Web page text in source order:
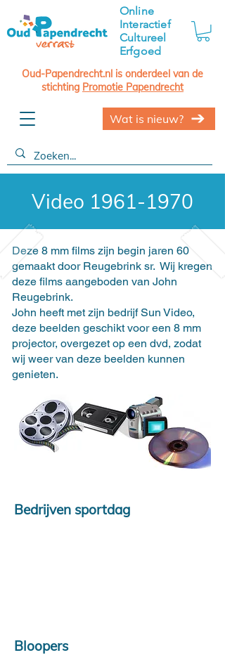
Online
Interactief
Cultureel
Erfgoed
Oud-Papendrecht.nl is onderdeel van de
stichting Promotie Papendrecht
Wat is nieuw?
Video 1961-1970
Deze 8 mm films zijn begin jaren 60
gemaakt door Reugebrink sr. Wij kregen
deze films aangeboden van John
Reugebrink.
John heeft met zijn bedrijf Sun Video,
deze beelden geschikt voor een 8 mm
projector, overgezet op een dvd, zodat
wij weer van deze beelden kunnen
genieten.
Bedrijven sportdag
Bloopers